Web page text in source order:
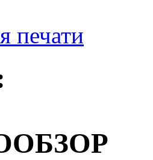
печати